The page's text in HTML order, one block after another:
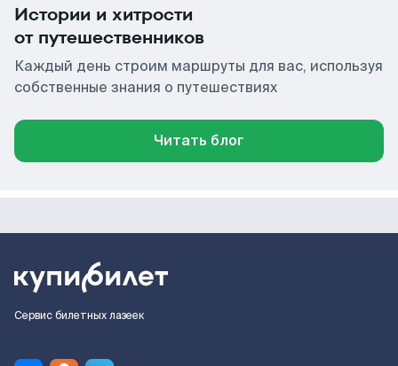
Истории и хитрости
от путешественников
Каждый день строим маршруты для вас, используя
собственные знания о путешествиях
Читать блог
Сервис билетных лазеек